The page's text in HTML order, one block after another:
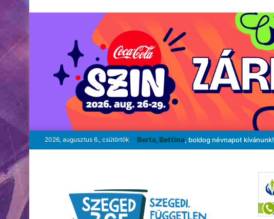
2026, augusztus 6., csütörtök Berta, Bettina, boldog névnapot kívánunk!